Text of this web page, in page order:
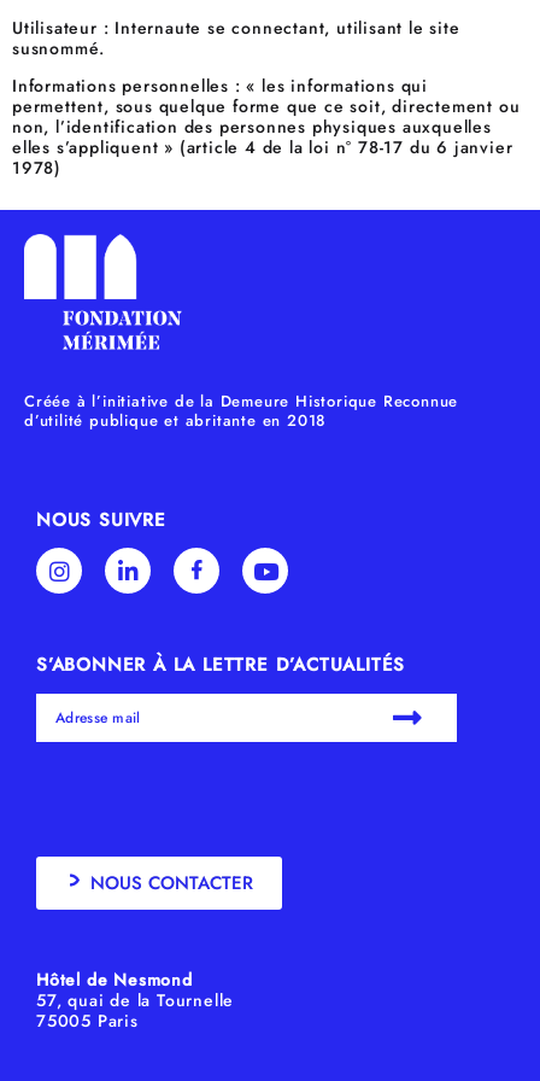
Utilisateur : Internaute se connectant, utilisant le site
susnommé.
Informations personnelles : « les informations qui
permettent, sous quelque forme que ce soit, directement ou
non, l’identification des personnes physiques auxquelles
elles s’appliquent » (article 4 de la loi n° 78-17 du 6 janvier
1978)
Créée à l’initiative de la Demeure Historique Reconnue
d’utilité publique et abritante en 2018
NOUS SUIVRE
S’ABONNER À LA LETTRE D’ACTUALITÉS
NOUS CONTACTER
Hôtel de Nesmond
57, quai de la Tournelle
75005 Paris